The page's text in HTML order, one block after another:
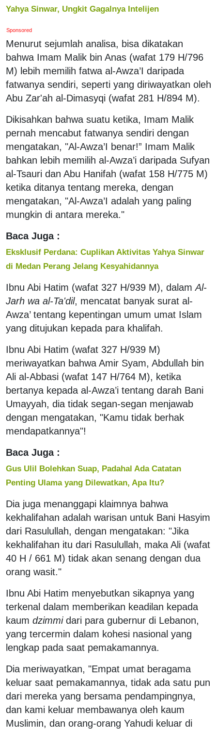
Yahya Sinwar, Ungkit Gagalnya Intelijen
Sponsored
Menurut sejumlah analisa, bisa dikatakan
bahwa Imam Malik bin Anas (wafat 179 H/796
M) lebih memilih fatwa al-Awza’I daripada
fatwanya sendiri, seperti yang diriwayatkan oleh
Abu Zar'ah al-Dimasyqi (wafat 281 H/894 M).
Dikisahkan bahwa suatu ketika, Imam Malik
pernah mencabut fatwanya sendiri dengan
mengatakan, "Al-Awza’I benar!” Imam Malik
bahkan lebih memilih al-Awza’i daripada Sufyan
al-Tsauri dan Abu Hanifah (wafat 158 H/775 M)
ketika ditanya tentang mereka, dengan
mengatakan, "Al-Awza’I adalah yang paling
mungkin di antara mereka."
Baca Juga :
Eksklusif Perdana: Cuplikan Aktivitas Yahya Sinwar
di Medan Perang Jelang Kesyahidannya
Ibnu Abi Hatim (wafat 327 H/939 M), dalamAl-
Jarh wa al-Ta'dil, mencatat banyak surat al-
Awza’ tentang kepentingan umum umat Islam
yang ditujukan kepada para khalifah.
Ibnu Abi Hatim (wafat 327 H/939 M)
meriwayatkan bahwa Amir Syam, Abdullah bin
Ali al-Abbasi (wafat 147 H/764 M), ketika
bertanya kepada al-Awza’i tentang darah Bani
Umayyah, dia tidak segan-segan menjawab
dengan mengatakan, "Kamu tidak berhak
mendapatkannya"!
Baca Juga :
Gus Ulil Bolehkan Suap, Padahal Ada Catatan
Penting Ulama yang Dilewatkan, Apa Itu?
Dia juga menanggapi klaimnya bahwa
kekhalifahan adalah warisan untuk Bani Hasyim
dari Rasulullah, dengan mengatakan: "Jika
kekhalifahan itu dari Rasulullah, maka Ali (wafat
40 H / 661 M) tidak akan senang dengan dua
orang wasit."
Ibnu Abi Hatim menyebutkan sikapnya yang
terkenal dalam memberikan keadilan kepada
kaum dzimmidari para gubernur di Lebanon,
yang tercermin dalam kohesi nasional yang
lengkap pada saat pemakamannya.
Dia meriwayatkan, "Empat umat beragama
keluar saat pemakamannya, tidak ada satu pun
dari mereka yang bersama pendampingnya,
dan kami keluar membawanya oleh kaum
Muslimin, dan orang-orang Yahudi keluar di